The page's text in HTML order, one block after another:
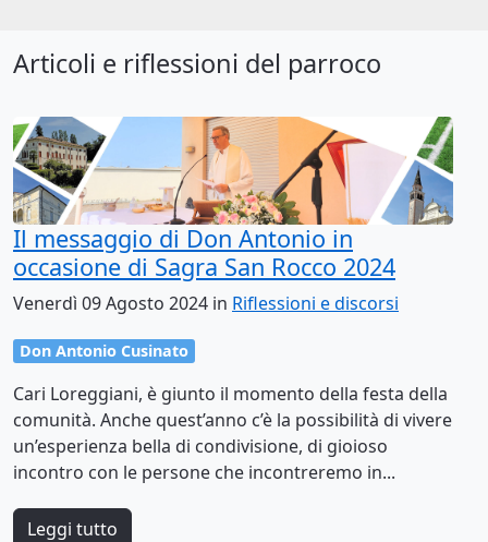
Articoli e riflessioni del parroco
Il messaggio di Don Antonio in
occasione di Sagra San Rocco 2024
Venerdì 09 Agosto 2024 in Riflessioni e discorsi
Don Antonio Cusinato
Cari Loreggiani, è giunto il momento della festa della
comunità. Anche quest’anno c’è la possibilità di vivere
un’esperienza bella di condivisione, di gioioso
incontro con le persone che incontreremo in...
Leggi tutto